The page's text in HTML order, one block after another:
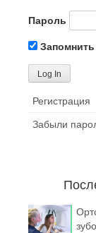
Пароль
Регистрация
Забыли